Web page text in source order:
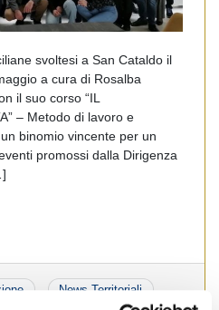
svoltesi a San Cataldo il
a cura di Rosalba
il suo corso “IL
– Metodo di lavoro e
binomio vincente per un
promossi dalla Dirigenza
News Territoriali